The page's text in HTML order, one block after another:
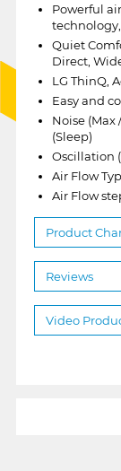
Powerful
Quiet
Direct,
LG
Easy and
Noise (Max
(Sleep)
Oscillation
Air Flow
Air Flow
Product
Reviews
Video